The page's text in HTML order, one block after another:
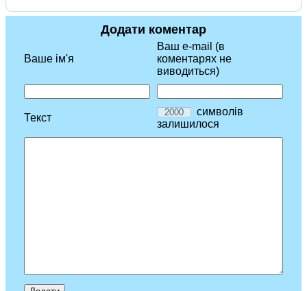
Додати коментар
Ваше ім'я
Ваш e-mail (в
коментарях не
виводиться)
Текст
символів
залишилося